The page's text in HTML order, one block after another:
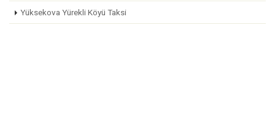
Yüksekova Yürekli Köyü Taksi